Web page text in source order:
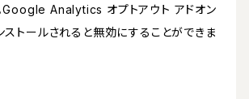
Google Analytics オプトアウト アドオン
ストールされると無効にすることができま